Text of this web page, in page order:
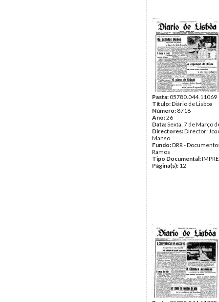
Pasta:05780.044.11069
Título:Diário de Lisboa
Número: 8718
Ano:26
Data:Sexta, 7 de Março
Directores:Director:
Manso
Fundo:DRR -
Ramos
Tipo Documental:
Página(s): 12